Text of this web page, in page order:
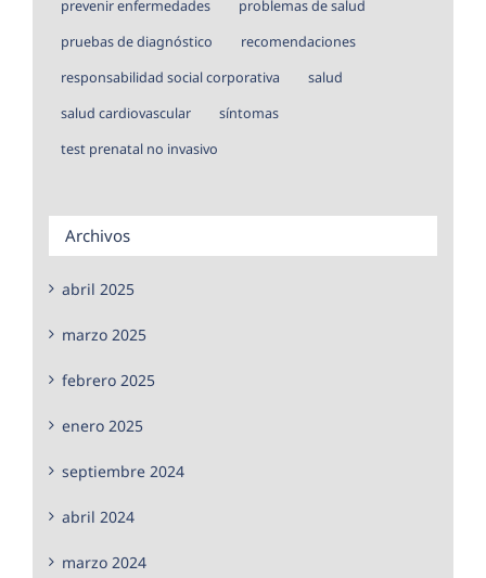
prevenir enfermedades
problemas de salud
pruebas de diagnóstico
recomendaciones
responsabilidad social corporativa
salud
salud cardiovascular
síntomas
test prenatal no invasivo
Archivos
abril 2025
marzo 2025
febrero 2025
enero 2025
septiembre 2024
abril 2024
marzo 2024